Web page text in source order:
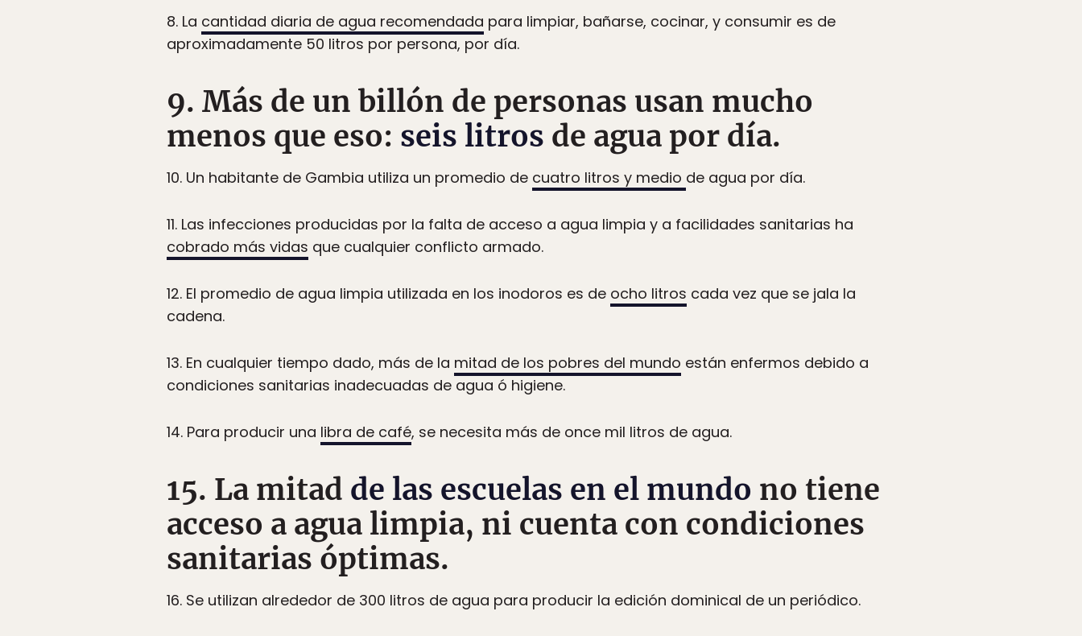
8. La cantidad diaria de agua recomendada para limpiar, bañarse, cocinar, y consumir es de
aproximadamente 50 litros por persona, por día.
9. Más de un billón de personas usan mucho
menos que eso: seis litros de agua por día.
10. Un habitante de Gambia utiliza un promedio de cuatro litros y medio de agua por día.
11. Las infecciones producidas por la falta de acceso a agua limpia y a facilidades sanitarias ha
cobrado más vidas que cualquier conflicto armado.
12. El promedio de agua limpia utilizada en los inodoros es de ocho litros cada vez que se jala la
cadena.
13. En cualquier tiempo dado, más de la mitad de los pobres del mundo están enfermos debido a
condiciones sanitarias inadecuadas de agua ó higiene.
14. Para producir una libra de café, se necesita más de once mil litros de agua.
15. La mitad de las escuelas en el mundo no tiene
acceso a agua limpia, ni cuenta con condiciones
sanitarias óptimas.
16. Se utilizan alrededor de 300 litros de agua para producir la edición dominical de un periódico.